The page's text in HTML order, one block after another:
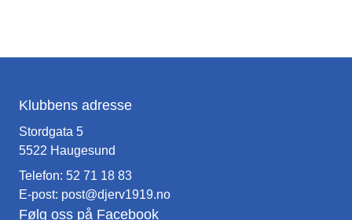
Klubbens adresse
Stordgata 5
5522 Haugesund
Telefon: 52 71 18 83
E-post: post@djerv1919.no
Følg oss på Facebook